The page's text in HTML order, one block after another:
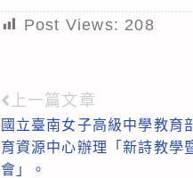
Post Views: 208
Read
more
articles
上一篇文章
國立臺南女子高級中學教育
育資源中心辦理「新詩教學
會」。